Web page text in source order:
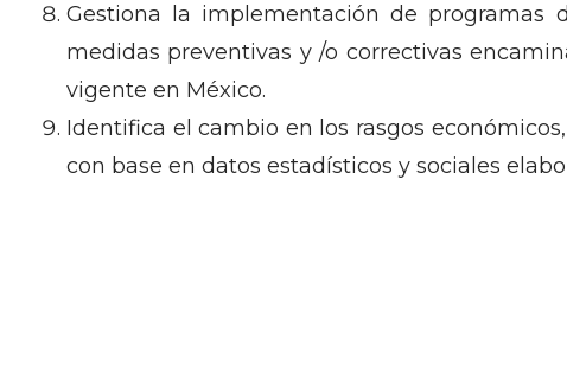
Gestiona la implementación de
medidas preventivas y /o correctivas
vigente en México.
Identifica el cambio en los rasgos
con base en datos estadísticos y sociales